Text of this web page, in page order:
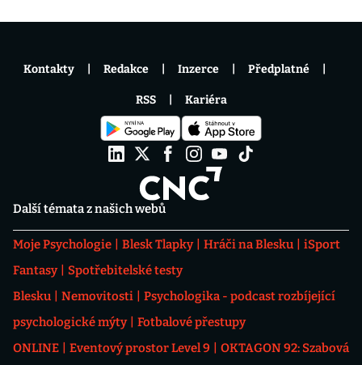
Další témata z našich webů
Moje Psychologie Blesk Tlapky Hráči na Blesku
iSport
Fantasy
Spotřebitelské testy
Blesku
Nemovitosti
Psychologika - podcast rozbíjející
psychologické mýty
Fotbalové přestupy
ONLINE
Eventový prostor Level 9
OKTAGON 92: Szabová
Kontakty Redakce Inzerce Předplatné
RSS Kariéra